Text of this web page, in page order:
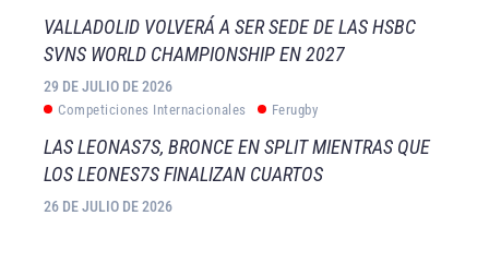
VALLADOLID VOLVERÁ A SER SEDE DE LAS HSBC
SVNS WORLD CHAMPIONSHIP EN 2027
29 DE JULIO DE 2026
Competiciones Internacionales Ferugby
LAS LEONAS7S, BRONCE EN SPLIT MIENTRAS QUE
LOS LEONES7S FINALIZAN CUARTOS
26 DE JULIO DE 2026